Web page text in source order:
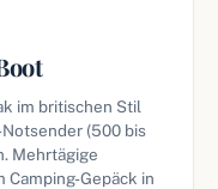
im britischen Stil
Notsender (500 bis
Mehrtägige
Gepäck in